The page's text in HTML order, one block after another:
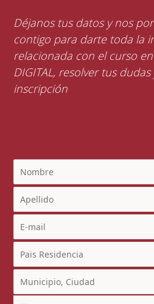
Déjanos tus datos y nos
contigo para darte toda la
relacionada con el curso en
DIGITAL, resolver tus
inscripción